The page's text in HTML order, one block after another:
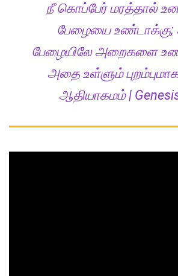
நீ கொப்பேர் மரத்தால்
பேழையை
பேழையிலே அறைகளை
அதை உள்ளும் புறம்புமாக
ஆதியாகமம் |